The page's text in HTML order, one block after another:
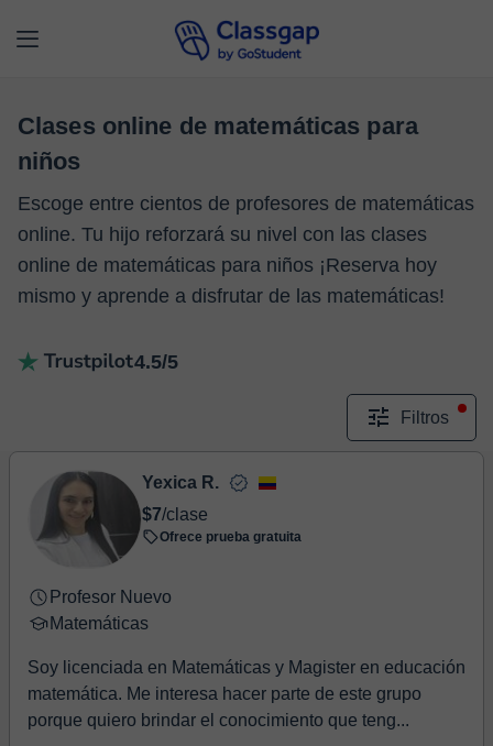
Clases online de matemáticas para
niños
Escoge entre cientos de profesores de matemáticas
online. Tu hijo reforzará su nivel con las clases
online de matemáticas para niños ¡Reserva hoy
mismo y aprende a disfrutar de las matemáticas!
4.5/5
Filtros
Yexica R.
$7/clase
Ofrece prueba gratuita
Profesor Nuevo
Matemáticas
Soy licenciada en Matemáticas y Magister en educación
matemática. Me interesa hacer parte de este grupo
porque quiero brindar el conocimiento que teng...